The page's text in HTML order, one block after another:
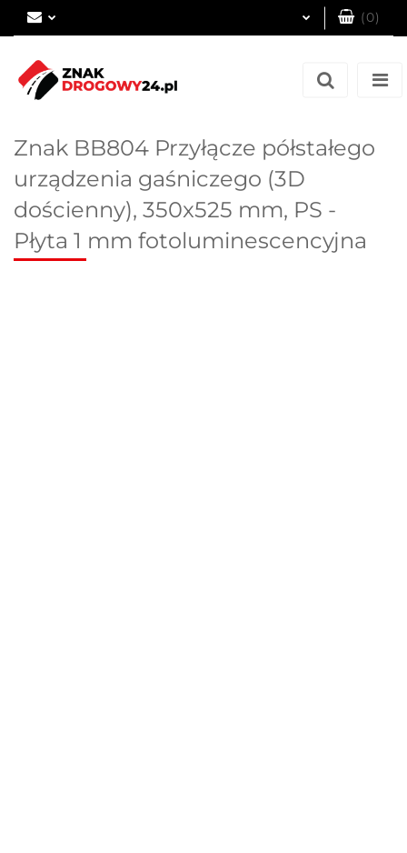
(0)
Znak BB804 Przyłącze półstałego
urządzenia gaśniczego (3D
dościenny), 350x525 mm, PS -
Płyta 1 mm fotoluminescencyjna